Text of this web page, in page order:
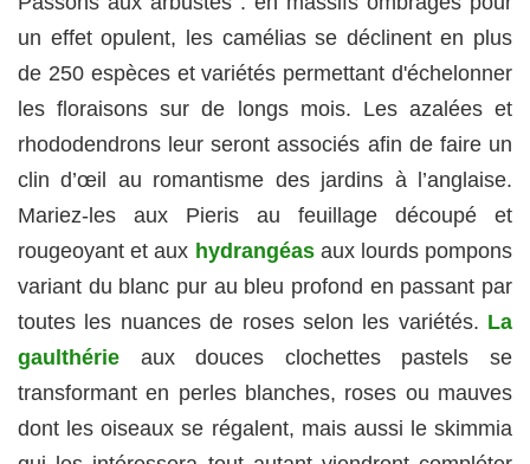
un effet opulent, les camélias se déclinent en plus
de 250 espèces et variétés permettant d'échelonner
les floraisons sur de longs mois. Les azalées et
rhododendrons leur seront associés afin de faire un
clin d’œil au romantisme des jardins à l’anglaise.
Mariez-les aux Pieris au feuillage découpé et
rougeoyant et aux hydrangéasaux lourds pompons
variant du blanc pur au bleu profond en passant par
toutes les nuances de roses selon les variétés. La
gaulthérie aux douces clochettes pastels se
transformant en perles blanches, roses ou mauves
dont les oiseaux se régalent, mais aussi le skimmia